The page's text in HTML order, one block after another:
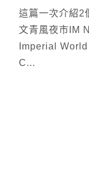
這篇一次介紹2
文青風夜市IM
Imperial
C...